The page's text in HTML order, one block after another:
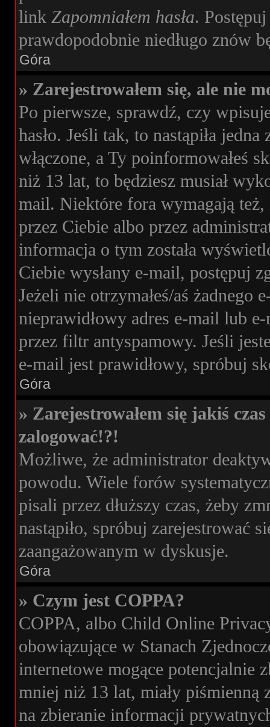
link Zapomniałem hasła.
prawdopodobnie niedługo znów
Góra
» Zarejestrowałem się, ale nie
Po pierwsze, sprawdź, czy
hasło. Jeśli tak, to nastąpiła
włączone, a Ty poinformowałeś
niż 13 lat, to będziesz musiał
mail. Niektóre fora wymagają
przez Ciebie albo przez
informacja o tym została
Ciebie wysłany e-mail, postępuj
Jeżeli nie otrzymałeś/aś żadnego
nieprawidłowy adres e-mail lub
przez filtr antyspamowy. Jeśli
e-mail jest prawidłowy, spróbuj
Góra
» Zarejestrowałem się jakiś
zalogować!?!
Możliwe, że administrator
powodu. Wiele forów
pisali przez dłuższy czas, żeby
nastąpiło, spróbuj zarejestrować
zaangażowanym w dyskusje.
Góra
» Czym jest COPPA?
COPPA, albo Child Online
obowiązujące w Stanach
internetowe mogące potencjalnie
mniej niż 13 lat, miały
na zbieranie informacji